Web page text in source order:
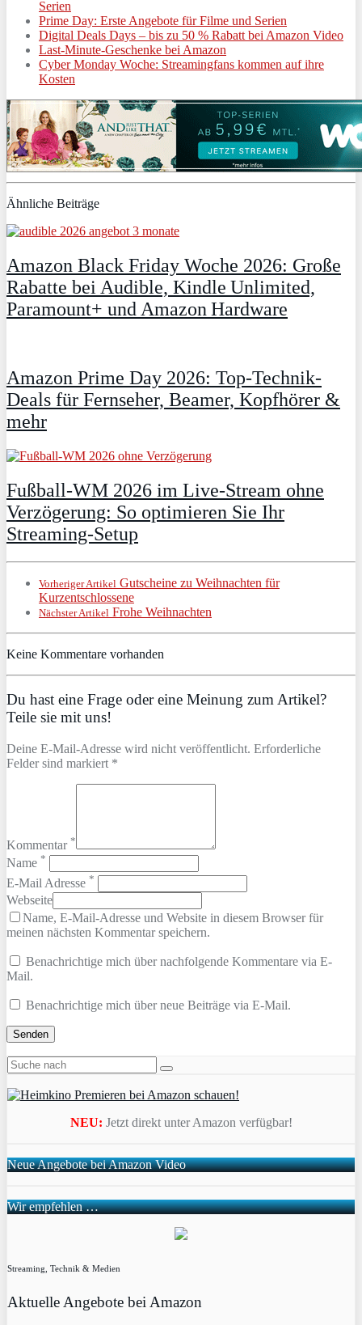
Serien
Prime Day: Erste Angebote für Filme und Serien
Digital Deals Days – bis zu 50 % Rabatt bei Amazon Video
Last-Minute-Geschenke bei Amazon
Cyber Monday Woche: Streamingfans kommen auf ihre
Kosten
Ähnliche Beiträge
Amazon Black Friday Woche 2026: Große
Rabatte bei Audible, Kindle Unlimited,
Paramount+ und Amazon Hardware
Amazon Prime Day 2026: Top-Technik-
Deals für Fernseher, Beamer, Kopfhörer &
mehr
Fußball-WM 2026 im Live-Stream ohne
Verzögerung: So optimieren Sie Ihr
Streaming-Setup
Vorheriger Artikel Gutscheine zu Weihnachten für
Kurzentschlossene
Nächster Artikel Frohe Weihnachten
Keine Kommentare vorhanden
Du hast eine Frage oder eine Meinung zum Artikel?
Teile sie mit uns!
Deine E-Mail-Adresse wird nicht veröffentlicht. Erforderliche
Felder sind markiert *
Kommentar *
Name *
E-Mail Adresse *
Webseite
Name, E-Mail-Adresse und Website in diesem Browser für
meinen nächsten Kommentar speichern.
Benachrichtige mich über nachfolgende Kommentare via E-
Mail.
Benachrichtige mich über neue Beiträge via E-Mail.
NEU: Jetzt direkt unter Amazon verfügbar!
Neue Angebote bei Amazon Video
Wir empfehlen …
Streaming, Technik & Medien
Aktuelle Angebote bei Amazon